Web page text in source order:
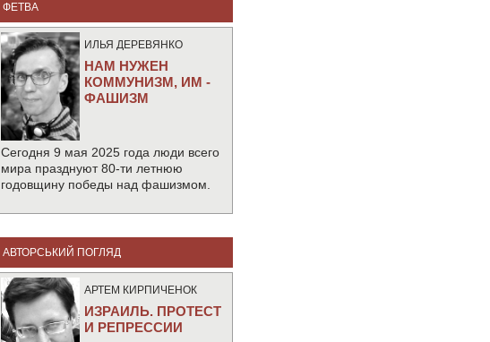
ФЕТВА
ИЛЬЯ ДЕРЕВЯНКО
НАМ НУЖЕН
КОММУНИЗМ, ИМ -
ФАШИЗМ
Сегодня 9 мая 2025 года люди всего
мира празднуют 80-ти летнюю
годовщину победы над фашизмом.
АВТОРСЬКИЙ ПОГЛЯД
АРТЕМ КИРПИЧЕНОК
ИЗРАИЛЬ. ПРОТЕСТ
И РЕПРЕССИИ